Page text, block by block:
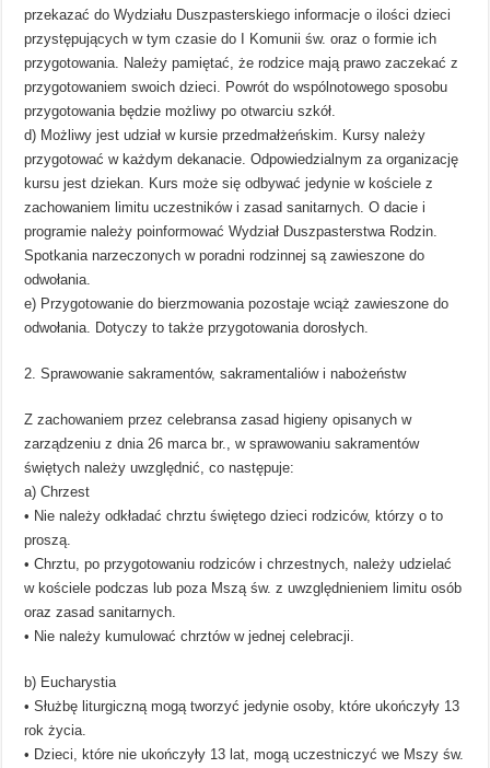
przekazać do Wydziału Duszpasterskiego informacje o ilości dzieci
przystępujących w tym czasie do I Komunii św. oraz o formie ich
przygotowania. Należy pamiętać, że rodzice mają prawo zaczekać z
przygotowaniem swoich dzieci. Powrót do wspólnotowego sposobu
przygotowania będzie możliwy po otwarciu szkół.
d) Możliwy jest udział w kursie przedmałżeńskim. Kursy należy
przygotować w każdym dekanacie. Odpowiedzialnym za organizację
kursu jest dziekan. Kurs może się odbywać jedynie w kościele z
zachowaniem limitu uczestników i zasad sanitarnych. O dacie i
programie należy poinformować Wydział Duszpasterstwa Rodzin.
Spotkania narzeczonych w poradni rodzinnej są zawieszone do
odwołania.
e) Przygotowanie do bierzmowania pozostaje wciąż zawieszone do
odwołania. Dotyczy to także przygotowania dorosłych.
2. Sprawowanie sakramentów, sakramentaliów i nabożeństw
Z zachowaniem przez celebransa zasad higieny opisanych w
zarządzeniu z dnia 26 marca br., w sprawowaniu sakramentów
świętych należy uwzględnić, co następuje:
a) Chrzest
• Nie należy odkładać chrztu świętego dzieci rodziców, którzy o to
proszą.
• Chrztu, po przygotowaniu rodziców i chrzestnych, należy udzielać
w kościele podczas lub poza Mszą św. z uwzględnieniem limitu osób
oraz zasad sanitarnych.
• Nie należy kumulować chrztów w jednej celebracji.
b) Eucharystia
• Służbę liturgiczną mogą tworzyć jedynie osoby, które ukończyły 13
rok życia.
• Dzieci, które nie ukończyły 13 lat, mogą uczestniczyć we Mszy św.